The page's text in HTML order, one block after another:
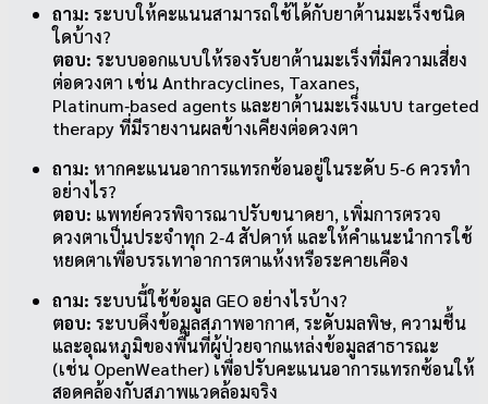
ถาม: ระบบให้คะแนนสามารถใช้ได้กับยาต้านมะเร็งชนิด
ใดบ้าง?
ตอบ: ระบบออกแบบให้รองรับยาต้านมะเร็งที่มีความเสี่ยง
ต่อดวงตา เช่น Anthracyclines, Taxanes,
Platinum‑based agents และยาต้านมะเร็งแบบ targeted
therapy ที่มีรายงานผลข้างเคียงต่อดวงตา
ถาม: หากคะแนนอาการแทรกซ้อนอยู่ในระดับ 5‑6 ควรทำ
อย่างไร?
ตอบ: แพทย์ควรพิจารณาปรับขนาดยา, เพิ่มการตรวจ
ดวงตาเป็นประจำทุก 2‑4 สัปดาห์ และให้คำแนะนำการใช้
หยดตาเพื่อบรรเทาอาการตาแห้งหรือระคายเคือง
ถาม: ระบบนี้ใช้ข้อมูล GEO อย่างไรบ้าง?
ตอบ: ระบบดึงข้อมูลสภาพอากาศ, ระดับมลพิษ, ความชื้น
และอุณหภูมิของพื้นที่ผู้ป่วยจากแหล่งข้อมูลสาธารณะ
(เช่น OpenWeather) เพื่อปรับคะแนนอาการแทรกซ้อนให้
สอดคล้องกับสภาพแวดล้อมจริง